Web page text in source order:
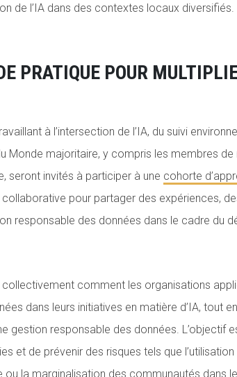
de l’IA dans des contextes locaux diversifiés.
PRATIQUE POUR
à l’intersection de l’IA, du suivi
Monde majoritaire, y compris les membres
seront invités à participer à une cohorte
pour partager des expériences,
responsable des données dans le cadre du
comment les organisations
dans leurs initiatives en matière d’IA, tout
gestion responsable des données. L’objectif
et de prévenir des risques tels que
ou la marginalisation des communautés dans